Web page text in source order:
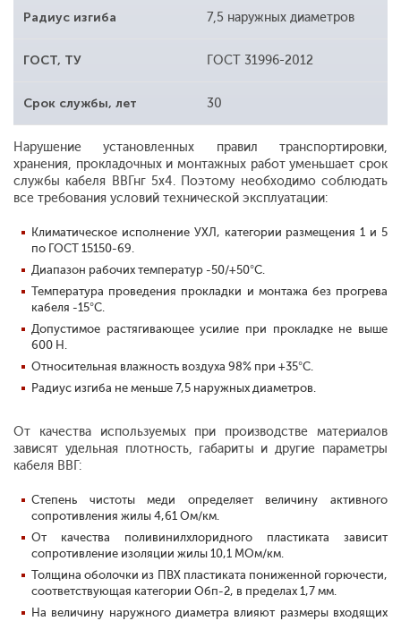
Радиус изгиба 7,5 наружных диаметров
ГОСТ, ТУ ГОСТ 31996-2012
Срок службы, лет 30
Нарушение установленных правил транспортировки,
хранения, прокладочных и монтажных работ уменьшает срок
службы кабеля ВВГнг 5х4. Поэтому необходимо соблюдать
все требования условий технической эксплуатации:
Климатическое исполнение УХЛ, категории размещения 1 и 5
по ГОСТ 15150-69.
Диапазон рабочих температур -50/+50°С.
Температура проведения прокладки и монтажа без прогрева
кабеля -15°С.
Допустимое растягивающее усилие при прокладке не выше
600 Н.
Относительная влажность воздуха 98% при +35°С.
Радиус изгиба не меньше 7,5 наружных диаметров.
От качества используемых при производстве материалов
зависят удельная плотность, габариты и другие параметры
кабеля ВВГ:
Степень чистоты меди определяет величину активного
сопротивления жилы 4,61 Ом/км.
От качества поливинилхлоридного пластиката зависит
сопротивление изоляции жилы 10,1 МОм/км.
Толщина оболочки из ПВХ пластиката пониженной горючести,
соответствующая категории Обп-2, в пределах 1,7 мм.
На величину наружного диаметра влияют размеры входящих